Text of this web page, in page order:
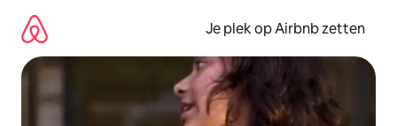
direct
naar
inhoud
Je plek op Airbnb zetten